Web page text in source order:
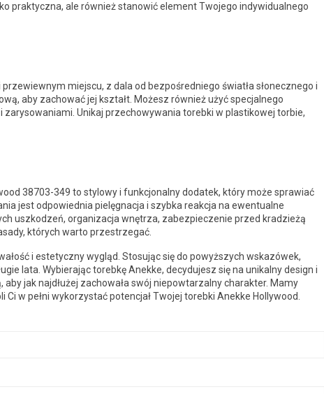
praktyczna, ale również stanowić element Twojego indywidualnego
miejscu, z dala od bezpośredniego światła słonecznego i
aby zachować jej kształt. Możesz również użyć specjalnego
Unikaj przechowywania torebki w plastikowej torbie,
38703-349 to stylowy i funkcjonalny dodatek, który może sprawiać
jest odpowiednia pielęgnacja i szybka reakcja na ewentualne
uszkodzeń, organizacja wnętrza, zabezpieczenie przed kradzieżą
których warto przestrzegać.
i estetyczny wygląd. Stosując się do powyższych wskazówek,
lata. Wybierając torebkę Anekke, decydujesz się na unikalny design i
jak najdłużej zachowała swój niepowtarzalny charakter. Mamy
w pełni wykorzystać potencjał Twojej torebki Anekke Hollywood.